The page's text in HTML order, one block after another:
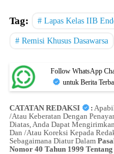
Tag: Lapas Kelas IIB
Remisi Khusus Dasawarsa
Follow WhatsApp
untuk Berita
CATATAN REDAKSI :
/Atau Keberatan Dengan
Diatas, Anda Dapat
Dan /Atau Koreksi Kepada
Sebagaimana Diatur Dalam
Nomor 40 Tahun 1999 Tentang